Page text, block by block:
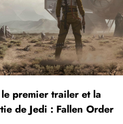
premier trailer et la
de Jedi : Fallen Order